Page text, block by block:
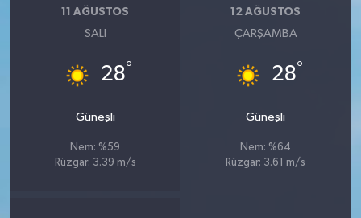
11 AĞUSTOS
SALI
28°
Güneşli
Nem: %59
Rüzgar: 3.39 m/s
12 AĞUSTOS
ÇARŞAMBA
28°
Güneşli
Nem: %64
Rüzgar: 3.61 m/s